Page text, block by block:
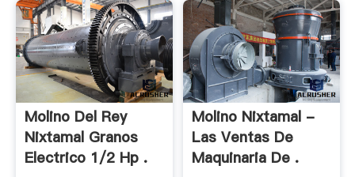
Molino Del Rey
Nixtamal Granos
Electrico 1/2 Hp .
Molino Nixtamal -
Las Ventas De
Maquinaria De .